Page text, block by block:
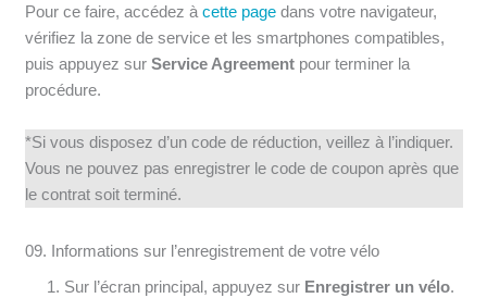
Pour ce faire, accédez à cette pagedans votre navigateur,
vérifiez la zone de service et les smartphones compatibles,
puis appuyez sur Service Agreementpour terminer la
procédure.
*Si vous disposez d’un code de réduction, veillez à l’indiquer.
Vous ne pouvez pas enregistrer le code de coupon après que
le contrat soit terminé.
09. Informations sur l’enregistrement de votre vélo
Sur l’écran principal, appuyez sur Enregistrer un vélo.